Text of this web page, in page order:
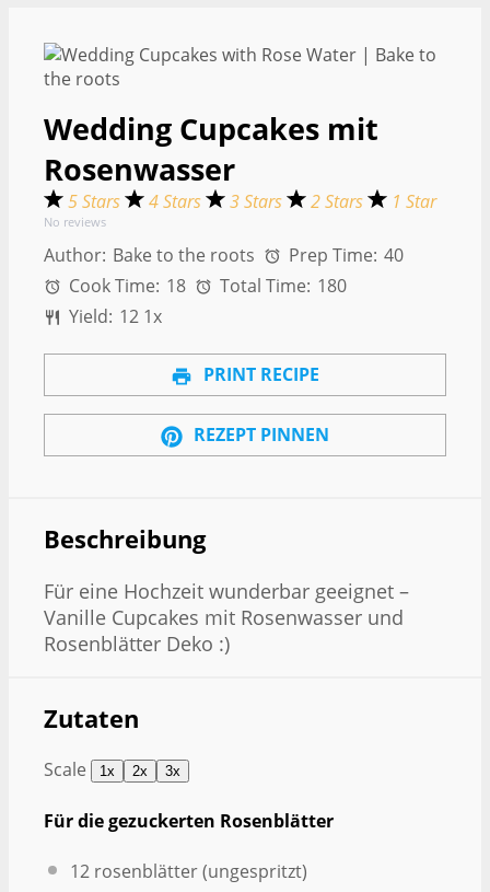
Wedding Cupcakes mit
Rosenwasser
5 Stars 4 Stars 3 Stars 2 Stars 1 Star
No reviews
Author: Bake to the roots Prep Time: 40
Cook Time: 18 Total Time: 180
Yield: 12 1x
PRINT RECIPE
REZEPT PINNEN
Beschreibung
Für eine Hochzeit wunderbar geeignet –
Vanille Cupcakes mit Rosenwasser und
Rosenblätter Deko :)
Zutaten
Scale 1x 2x 3x
Für die gezuckerten Rosenblätter
12 rosenblätter (ungespritzt)